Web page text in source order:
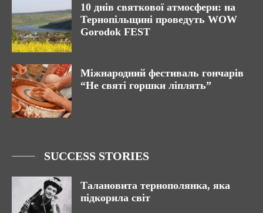
10 днів святкової атмосфери: на
Тернопільщині проведуть WOW
Gorodok FEST
Міжнародний фестиваль гончарів
“Не святі горшки ліплять”
SUCCESS STORIES
Талановита тернополянка, яка
підкорила світ